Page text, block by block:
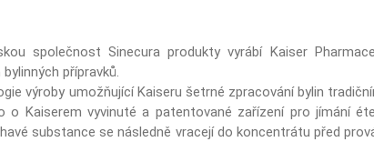
společnost Sinecura produkty vyrábí Kaiser
přípravků.
výroby umožňující Kaiseru šetrné zpracování bylin
o Kaiserem vyvinuté a patentované zařízení pro jímání
substance se následně vracejí do koncentrátu před